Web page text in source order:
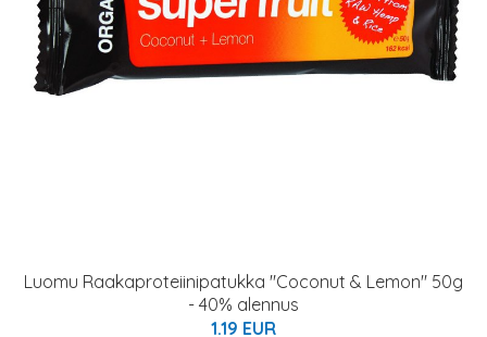
Luomu Raakaproteiinipatukka "Coconut & Lemon" 50g
- 40% alennus
1.19 EUR